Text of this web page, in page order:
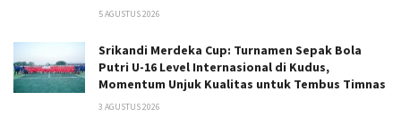
5 AGUSTUS 2026
Srikandi Merdeka Cup: Turnamen Sepak Bola
Putri U-16 Level Internasional di Kudus,
Momentum Unjuk Kualitas untuk Tembus Timnas
3 AGUSTUS 2026